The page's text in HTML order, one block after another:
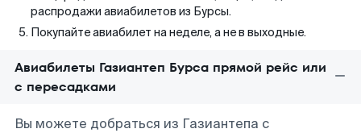
распродажи авиабилетов из Бурсы.
Покупайте авиабилет на неделе, а не в выходные.
Авиабилеты Газиантеп Бурса прямой рейс или
с пересадками
Вы можете добраться из Газиантепа с